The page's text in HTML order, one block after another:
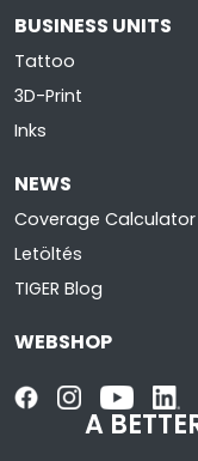
BUSINESS UNITS
Tattoo
3D-Print
Inks
NEWS
Coverage Calculator
Letöltés
TIGER Blog
WEBSHOP
A